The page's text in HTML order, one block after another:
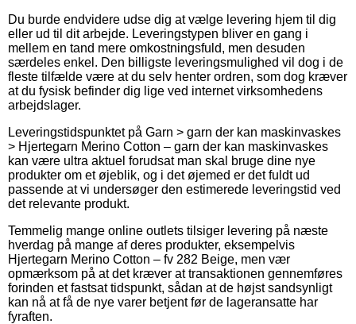
Du burde endvidere udse dig at vælge levering hjem til dig
eller ud til dit arbejde. Leveringstypen bliver en gang i
mellem en tand mere omkostningsfuld, men desuden
særdeles enkel. Den billigste leveringsmulighed vil dog i de
fleste tilfælde være at du selv henter ordren, som dog kræver
at du fysisk befinder dig lige ved internet virksomhedens
arbejdslager.
Leveringstidspunktet på Garn > garn der kan maskinvaskes
> Hjertegarn Merino Cotton – garn der kan maskinvaskes
kan være ultra aktuel forudsat man skal bruge dine nye
produkter om et øjeblik, og i det øjemed er det fuldt ud
passende at vi undersøger den estimerede leveringstid ved
det relevante produkt.
Temmelig mange online outlets tilsiger levering på næste
hverdag på mange af deres produkter, eksempelvis
Hjertegarn Merino Cotton – fv 282 Beige, men vær
opmærksom på at det kræver at transaktionen gennemføres
forinden et fastsat tidspunkt, sådan at de højst sandsynligt
kan nå at få de nye varer betjent før de lageransatte har
fyraften.